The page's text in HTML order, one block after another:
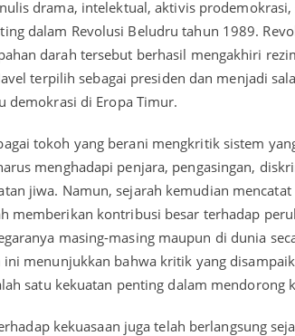
drama, intelektual, aktivis prodemokrasi,
dalam Revolusi Beludru tahun 1989.
darah tersebut berhasil mengakhiri
terpilih sebagai presiden dan menjadi
demokrasi di Eropa Timur.
tokoh yang berani mengkritik sistem
menghadapi penjara, pengasingan,
jiwa. Namun, sejarah kemudian
memberikan kontribusi besar terhadap
masing-masing maupun di dunia
menunjukkan bahwa kritik yang
satu kekuatan penting dalam mendorong
kekuasaan juga telah berlangsung